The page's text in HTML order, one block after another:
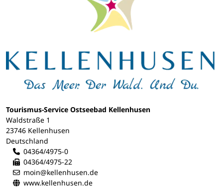
Tourismus-Service Ostseebad Kellenhusen
Waldstraße 1
23746 Kellenhusen
Deutschland
04364/4975-0
04364/4975-22
moin@kellenhusen.de
www.kellenhusen.de